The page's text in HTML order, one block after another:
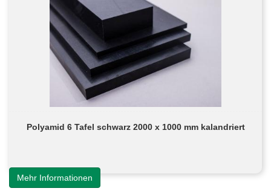
Polyamid 6 Tafel schwarz 2000 x 1000 mm kalandriert
Mehr Informationen